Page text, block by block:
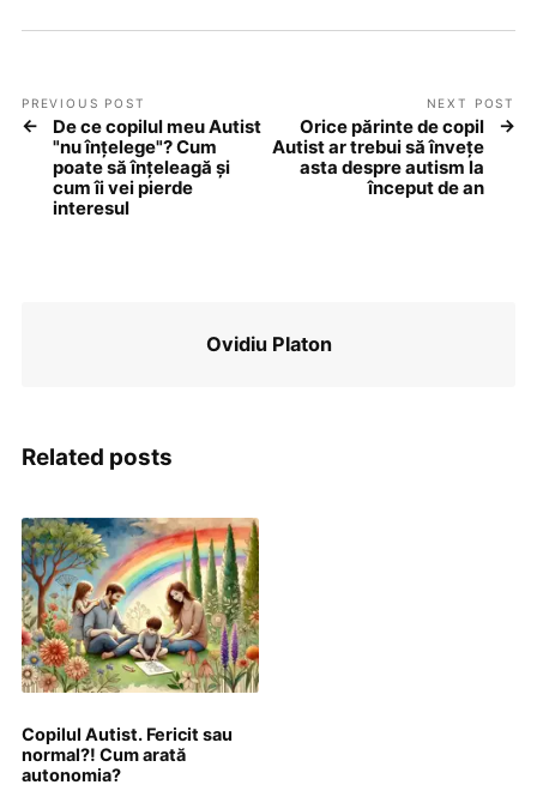
PREVIOUS POST
De ce copilul meu Autist
"nu înțelege"? Cum
poate să înțeleagă și
cum îi vei pierde
interesul
NEXT POST
Orice părinte de copil
Autist ar trebui să învețe
asta despre autism la
început de an
Ovidiu Platon
Related posts
Copilul Autist. Fericit sau
normal?! Cum arată
autonomia?